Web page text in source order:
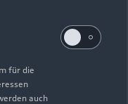
für die
auch